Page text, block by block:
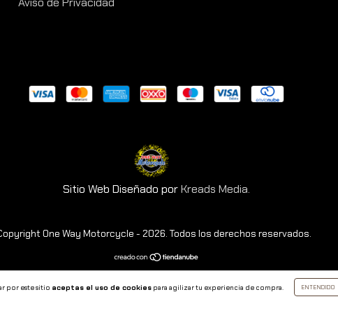
por este sitio aceptas el uso de cookiespara agilizar tu experiencia de compra. ENTENDIDO
Sitio Web Diseñado porKreads Media.
One Way Motorcycle - 2026. Todos los derechos reservados.